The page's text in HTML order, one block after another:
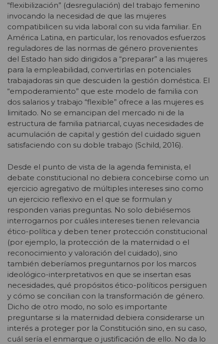
“flexibilización” (desregulación) del trabajo femenino
invocando la necesidad de que las mujeres
compatibilicen su vida laboral con su vida familiar. En
América Latina, en particular, los renovados esfuerzos
reguladores de las normas de género provenientes
del Estado han sido dirigidos a “preparar” a las mujeres
para la empleabilidad, convertirlas en potenciales
trabajadoras sin que descuiden la gestión doméstica. El
“empoderamiento” que este modelo de familia con
dos salarios y trabajo “flexible” ofrece a las mujeres es
limitado. No se emancipan del mercado ni de la
estructura de familia patriarcal, cuyas necesidades de
acumulación de capital y gestión del cuidado siguen
satisfaciendo con su doble trabajo (Schild, 2016).
Desde el punto de vista de la agenda feminista, el
debate constitucional no debiera concebirse como un
ejercicio agregativo de múltiples intereses sino como
un ejercicio reflexivo en el que se formulan y
responden varias preguntas. No solo debiésemos
interrogarnos por cuáles intereses tienen relevancia
ético-política y deben tener protección constitucional
(por ejemplo, la protección de la maternidad o el
reconocimiento y valoración del cuidado), sino
también deberíamos preguntarnos por los marcos
ideológico-interpretativos en que se insertan esas
necesidades, qué propósitos ético-políticos persiguen
y cómo se concilian con la transformación de género.
Dicho de otro modo, no solo es importante
preguntarse si la maternidad debiera considerarse un
interés a proteger por la Constitución sino, en su caso,
cuál sería el enmarque o justificación de ello. No da lo